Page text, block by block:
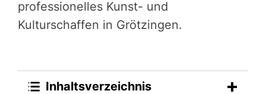
professionelles Kunst- und
Kulturschaffen in Grötzingen.
Inhaltsverzeichnis